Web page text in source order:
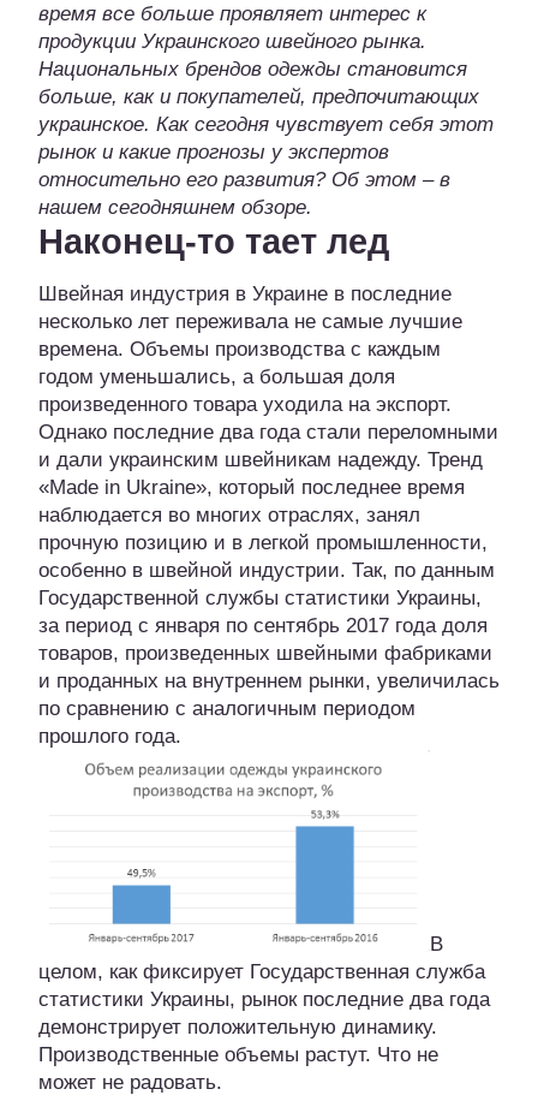
время все больше проявляет интерес к
продукции Украинского швейного рынка.
Национальных брендов одежды становится
больше, как и покупателей, предпочитающих
украинское. Как сегодня чувствует себя этот
рынок и какие прогнозы у экспертов
относительно его развития? Об этом – в
нашем сегодняшнем обзоре.
Наконец-то тает лед
Швейная индустрия в Украине в последние
несколько лет переживала не самые лучшие
времена. Объемы производства с каждым
годом уменьшались, а большая доля
произведенного товара уходила на экспорт.
Однако последние два года стали переломными
и дали украинским швейникам надежду. Тренд
«Made in Ukraine», который последнее время
наблюдается во многих отраслях, занял
прочную позицию и в легкой промышленности,
особенно в швейной индустрии. Так, по данным
Государственной службы статистики Украины,
за период с января по сентябрь 2017 года доля
товаров, произведенных швейными фабриками
и проданных на внутреннем рынки, увеличилась
по сравнению с аналогичным периодом
прошлого года.
В
целом, как фиксирует Государственная служба
статистики Украины, рынок последние два года
демонстрирует положительную динамику.
Производственные объемы растут. Что не
может не радовать.